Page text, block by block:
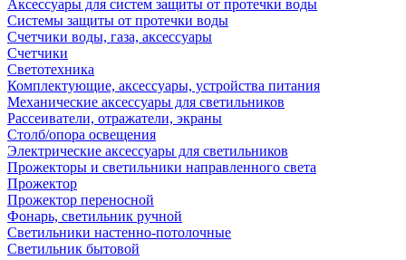
Аксессуары для систем защиты от протечки воды
Системы защиты от протечки воды
Счетчики воды, газа, аксессуары
Счетчики
Светотехника
Комплектующие, аксессуары, устройства питания
Механические аксессуары для светильников
Рассеиватели, отражатели, экраны
Столб/опора освещения
Электрические аксессуары для светильников
Прожекторы и светильники направленного света
Прожектор
Прожектор переносной
Фонарь, светильник ручной
Светильники настенно-потолочные
Светильник бытовой